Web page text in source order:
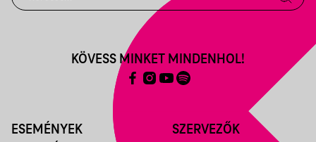
ESEMÉNYEK
SZERVEZŐK
KÖVESS MINKET MINDENHOL!